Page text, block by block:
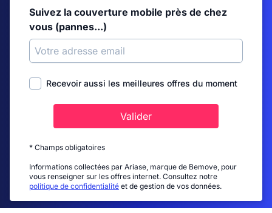
Suivez la couverture mobile près de chez
vous (pannes...)
Recevoir aussi les meilleures offres du moment
Valider
* Champs obligatoires
Informations collectées par Ariase, marque de Bemove, pour
vous renseigner sur les offres internet. Consultez notre
politique de confidentialité et de gestion de vos données.